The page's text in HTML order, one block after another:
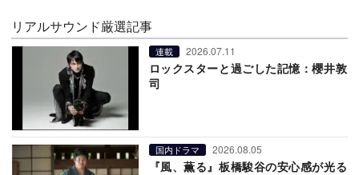
リアルサウンド厳選記事
連載 2026.07.11
ロックスターと過ごした記憶：櫻井敦
司
国内ドラマ 2026.08.05
『風、薫る』板橋駿谷の安心感が光る